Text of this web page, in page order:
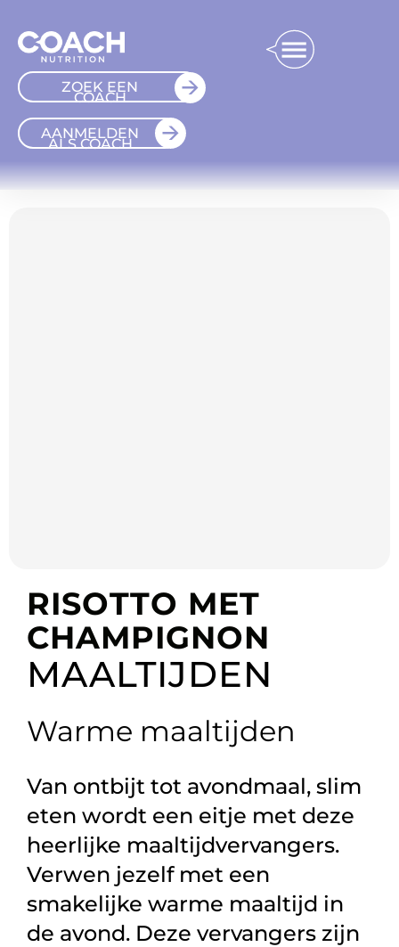
ZOEK EEN
COACH
AANMELDEN
ALS COACH
RISOTTO MET
CHAMPIGNON
MAALTIJDEN
Warme maaltijden
Van ontbijt tot avondmaal, slim
eten wordt een eitje met deze
heerlijke maaltijdvervangers.
Verwen jezelf met een
smakelijke warme maaltijd in
de avond. Deze vervangers zijn